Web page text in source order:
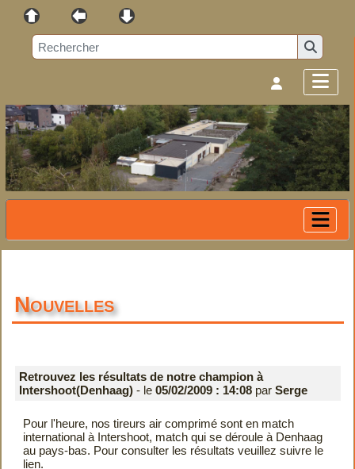
Nouvelles
Retrouvez les résultats de notre champion à
Intershoot(Denhaag) - le 05/02/2009 : 14:08par Serge
Pour l'heure, nos tireurs air comprimé sont en match
international à Intershoot, match qui se déroule à Denhaag
au pays-bas. Pour consulter les résultats veuillez suivre le
lien.